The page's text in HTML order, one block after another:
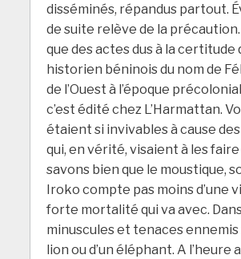
disséminés, répandus partout.
de suite relève de la
que des actes dus à la
historien béninois du nom de
de l’Ouest à l’époque
c’est édité chez L’Harmattan.
étaient si invivables à cause
qui, en vérité, visaient à les
savons bien que le moustique,
Iroko compte pas moins
forte mortalité qui va avec.
minuscules et tenaces ennemis
lion ou d’un éléphant. A